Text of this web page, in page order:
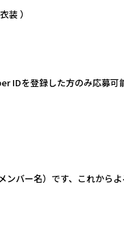
装 ）
IDを登録した方のみ応募可
バー名）です、これからよ